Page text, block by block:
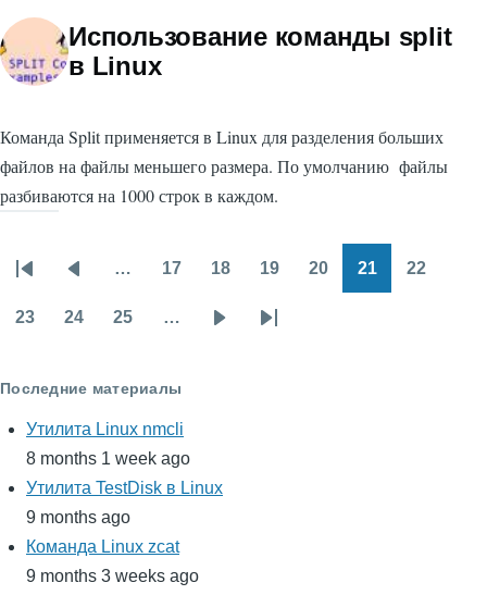
Использование команды split
в Linux
Команда Split применяется в Linux для разделения больших
файлов на файлы меньшего размера. По умолчанию файлы
разбиваются на 1000 строк в каждом.
Нумерация
страниц
Первая
страница
Предыдущая
страница
… 17 18 19 20 21 22
23 24 25 …
СледующаяПоследняя
Последние материалы
Утилита Linux nmcli
8 months 1 week ago
Утилита TestDisk в Linux
9 months ago
Команда Linux zcat
9 months 3 weeks ago